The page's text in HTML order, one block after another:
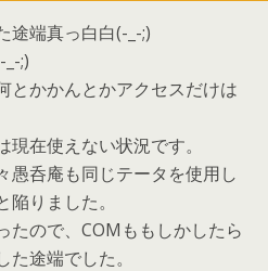
途端真っ白白(-_-;)
;)
とかかんとかアクセスだけは
在使えない状況です。
愚呑庵も同じテータを使用し
りました。
たので、COMももしかしたら
途端でした。